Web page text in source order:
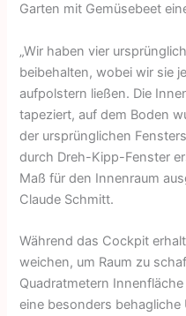
Garten mit Gemüsebeet
„Wir haben vier
beibehalten, wobei wir sie
aufpolstern ließen. Die
tapeziert, auf dem Boden
der ursprünglichen
durch Dreh-Kipp-Fenster
Maß für den Innenraum
Claude Schmitt.
Während das Cockpit
weichen, um Raum zu
Quadratmetern
eine besonders